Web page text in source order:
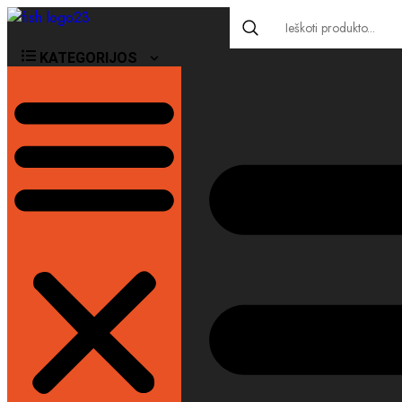
KATEGORIJOS